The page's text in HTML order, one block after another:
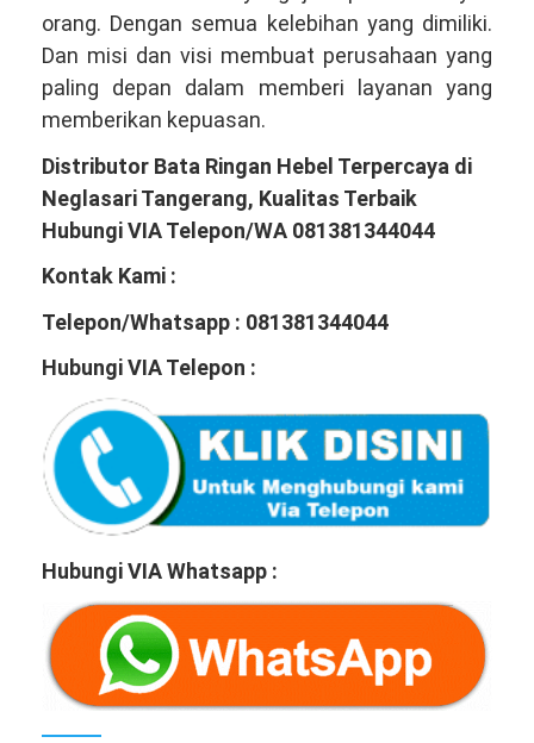
orang. Dengan semua kelebihan yang dimiliki.
Dan misi dan visi membuat perusahaan yang
paling depan dalam memberi layanan yang
memberikan kepuasan.
Distributor Bata Ringan Hebel Terpercaya di
Neglasari Tangerang, Kualitas Terbaik
Hubungi VIA Telepon/WA 081381344044
Kontak Kami :
Telepon/Whatsapp : 081381344044
Hubungi VIA Telepon :
Hubungi VIA Whatsapp :